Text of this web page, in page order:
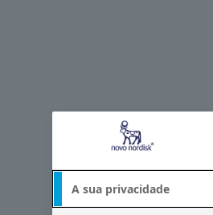
A sua privacidade